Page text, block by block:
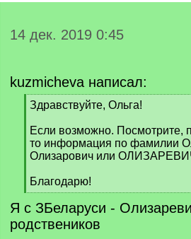
14 дек. 2019 0:45
kuzmicheva написал:
[
]
Здравствуйте, Ольга!
Если возможно. Посмотрите,
то информация по фамилии
Олизарович или
Благодарю!
[
/
q
]
Я с ЗБеларуси -
родствеников